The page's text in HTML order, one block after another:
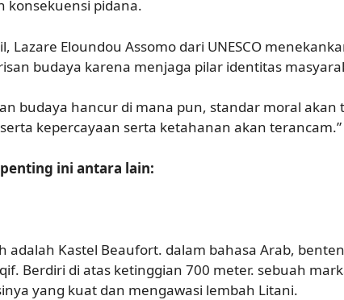
konsekuensi pidana.
Lazare Eloundou Assomo dari UNESCO
budaya karena menjaga pilar identitas
budaya hancur di mana pun, standar moral akan
kepercayaan serta ketahanan akan terancam.”
ini antara lain:
adalah Kastel Beaufort. dalam bahasa Arab,
Berdiri di atas ketinggian 700 meter. sebuah
yang kuat dan mengawasi lembah Litani.